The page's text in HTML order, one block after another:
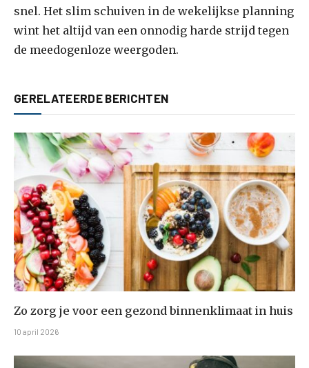
snel. Het slim schuiven in de wekelijkse planning
wint het altijd van een onnodig harde strijd tegen
de meedogenloze weergoden.
GERELATEERDE BERICHTEN
Zo zorg je voor een gezond binnenklimaat in huis
10 april 2026